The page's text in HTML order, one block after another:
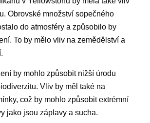
Obrovské množství sopečného
do atmosféry a způsobilo by
To by mělo vliv na zemědělství a
by mohlo způsobit nižší úrodu
Vliv by měl také na
což by mohlo způsobit extrémní
jako jsou záplavy a sucha.